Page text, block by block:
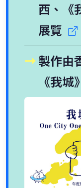
西、《
展覽
製作由
《我